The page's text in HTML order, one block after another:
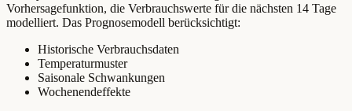
Vorhersagefunktion, die Verbrauchswerte für die nächsten 14 Tage
modelliert. Das Prognosemodell berücksichtigt:
Historische Verbrauchsdaten
Temperaturmuster
Saisonale Schwankungen
Wochenendeffekte